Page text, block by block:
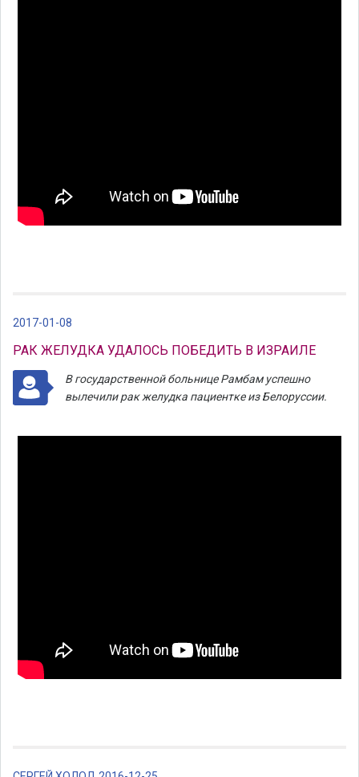
2017-01-08
РАК ЖЕЛУДКА УДАЛОСЬ ПОБЕДИТЬ В ИЗРАИЛЕ
В государственной больнице Рамбам успешно
вылечили рак желудка пациентке из Белоруссии.